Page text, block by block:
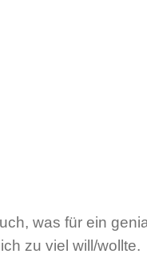
was für ein
zu viel will/wollte.